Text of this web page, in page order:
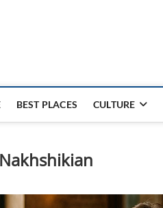
BEST PLACES CULTURE
Nakhshikian